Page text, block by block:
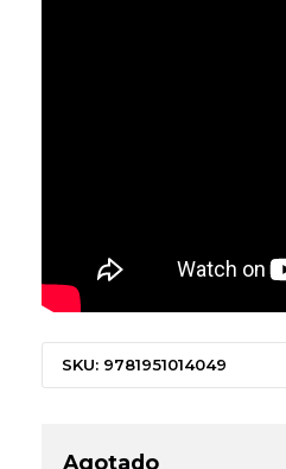
SKU: 9781951014049
Agotado